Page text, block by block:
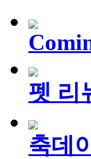
펫 리
축데